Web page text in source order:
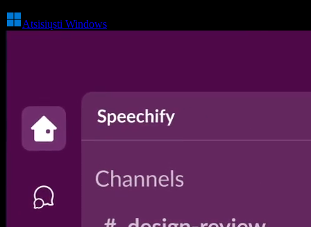
Atsisiųsti Windows